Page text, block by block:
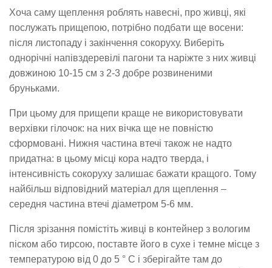
Хоча саму щеплення роблять навесні, про живці, які
послужать прищепою, потрібно подбати ще восени:
після листопаду і закінчення сокоруху. Виберіть
однорічні напівздеревілі пагони та наріжте з них живці
довжиною 10-15 см з 2-3 добре розвиненими
бруньками.
При цьому для прищепи краще не використовувати
верхівки гілочок: на них вічка ще не повністю
сформовані. Нижня частина втечі також не надто
придатна: в цьому місці кора надто тверда, і
інтенсивність сокоруху залишає бажати кращого. Тому
найбільш відповідний матеріал для щеплення –
середня частина втечі діаметром 5-6 мм.
Після зрізання помістіть живці в контейнер з вологим
піском або тирсою, поставте його в сухе і темне місце з
температурою від 0 до 5 ° С і зберігайте там до